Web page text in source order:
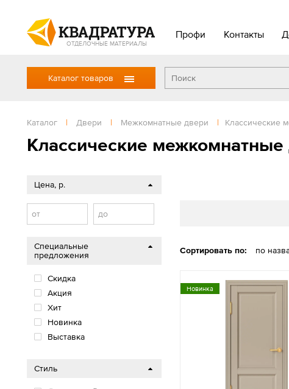
ОТДЕЛОЧНЫЕ МАТЕРИАЛЫ
Профи Контакты
Каталог товаров
Каталог | Двери | Межкомнатные двери | Классические
Классические межкомнатные
Сортировать по: по
Новинка
Цена, р.
от до
Специальные
предложения
Скидка
Акция
Хит
Новинка
Выставка
Стиль